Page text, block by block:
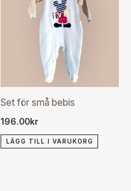
Set för små bebis
196.00kr
LÄGG TILL I VARUKORG